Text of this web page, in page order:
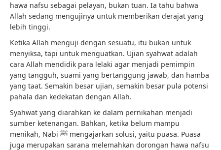
hawa nafsu sebagai pelayan, bukan tuan. Ia tahu bahwa
Allah sedang mengujinya untuk memberikan derajat yang
lebih tinggi.
Ketika Allah menguji dengan sesuatu, itu bukan untuk
menyiksa, tapi untuk menguatkan. Ujian syahwat adalah
cara Allah mendidik para lelaki agar menjadi pemimpin
yang tangguh, suami yang bertanggung jawab, dan hamba
yang taat. Semakin besar ujian, semakin besar pula potensi
pahala dan kedekatan dengan Allah.
Syahwat yang diarahkan ke dalam pernikahan menjadi
sumber ketenangan. Bahkan, ketika belum mampu
menikah, Nabi ﷺ mengajarkan solusi, yaitu puasa. Puasa
juga merupakan sarana melemahkan dorongan hawa nafsu